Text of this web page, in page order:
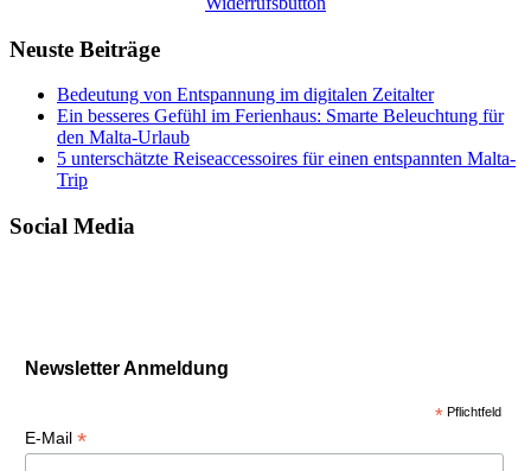
Neuste Beiträge
Bedeutung von Entspannung im digitalen Zeitalter
Ein besseres Gefühl im Ferienhaus: Smarte Beleuchtung für
den Malta-Urlaub
5 unterschätzte Reiseaccessoires für einen entspannten Malta-
Trip
Social Media
Newsletter Anmeldung
* Pflichtfeld
E-Mail *